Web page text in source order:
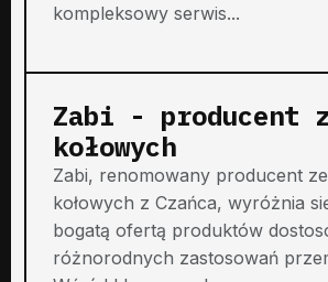
kompleksowy serwis...
Zabi - producent
kołowych
Zabi, renomowany producent
kołowych z Czańca, wyróżnia
bogatą ofertą produktów
różnorodnych zastosowań